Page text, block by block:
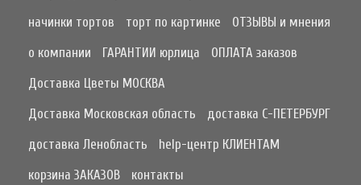
начинки тортов
торт по картинке
ОТЗЫВЫ и мнения
о компании
ГАРАНТИИ юрлица
ОПЛАТА заказов
Доставка Цветы МОСКВА
Доставка Московская область
доставка С-ПЕТЕРБУРГ
доставка Ленобласть
help-центр КЛИЕНТАМ
корзина ЗАКАЗОВ
контакты